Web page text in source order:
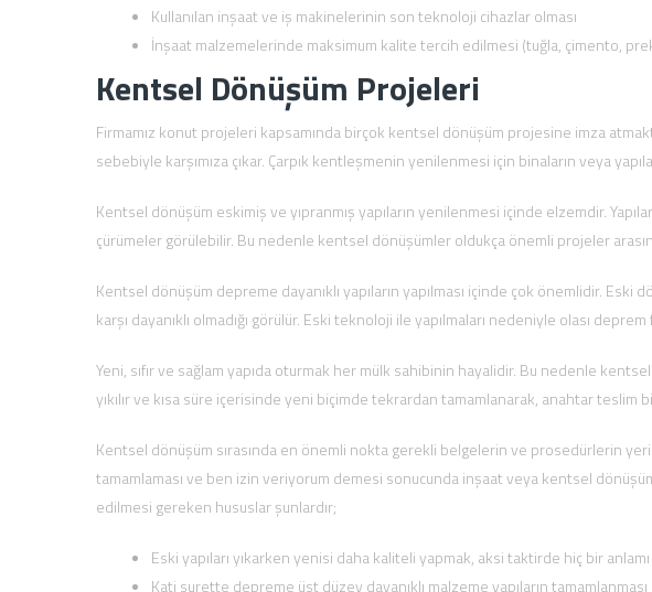
Kullanılan inşaat ve iş makinelerinin son teknoloji cihazlar olması
İnşaat malzemelerinde maksimum kalite tercih edilmesi (tuğla, çimento,
Kentsel Dönüşüm Projeleri
Firmamız konut projeleri kapsamında birçok kentsel dönüşüm projesine imza
sebebiyle karşımıza çıkar. Çarpık kentleşmenin yenilenmesi için binaların veya
Kentsel dönüşüm eskimiş ve yıpranmış yapıların yenilenmesi içinde elzemdir.
çürümeler görülebilir. Bu nedenle kentsel dönüşümler oldukça önemli projeler
Kentsel dönüşüm depreme dayanıklı yapıların yapılması içinde çok önemlidir.
karşı dayanıklı olmadığı görülür. Eski teknoloji ile yapılmaları nedeniyle olası
Yeni, sıfır ve sağlam yapıda oturmak her mülk sahibinin hayalidir. Bu nedenle
yıkılır ve kısa süre içerisinde yeni biçimde tekrardan tamamlanarak, anahtar teslim
Kentsel dönüşüm sırasında en önemli nokta gerekli belgelerin ve prosedürlerin
tamamlaması ve ben izin veriyorum demesi sonucunda inşaat veya kentsel
edilmesi gereken hususlar şunlardır;
Eski yapıları yıkarken yenisi daha kaliteli yapmak, aksi taktirde hiç bir
Kati surette depreme üst düzey dayanıklı malzeme yapıların tamamlanması